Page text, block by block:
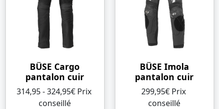
BÜSE Cargo
pantalon cuir
314,95 - 324,95€ Prix ​​
conseillé
BÜSE Imola
pantalon cuir
299,95€ Prix ​​
conseillé